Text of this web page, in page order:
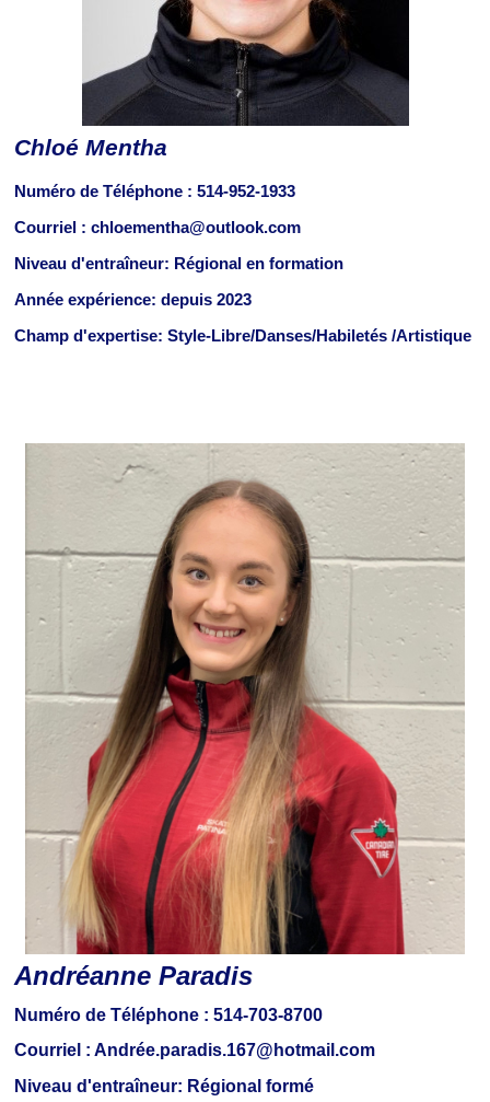
Chloé Mentha
Numéro de Téléphone :514-952-1933
Courriel : chloementha@outlook.com
Niveau d'entraîneur: Régional en formation
Année expérience: depuis 2023
Champ d'expertise: Style-Libre/Danses/Habiletés/Artistique
Andréanne Paradis
Numéro de Téléphone :514-703-8700
Courriel :Andrée.paradis.167@hotmail.com
Niveaud'entraîneur: Régional formé